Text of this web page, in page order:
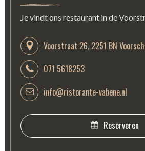
Je vindt ons restaurant in de
Voorstraat 26, 2251 BN
071 5618253
info@ristorante-vabene.nl
Reserveren